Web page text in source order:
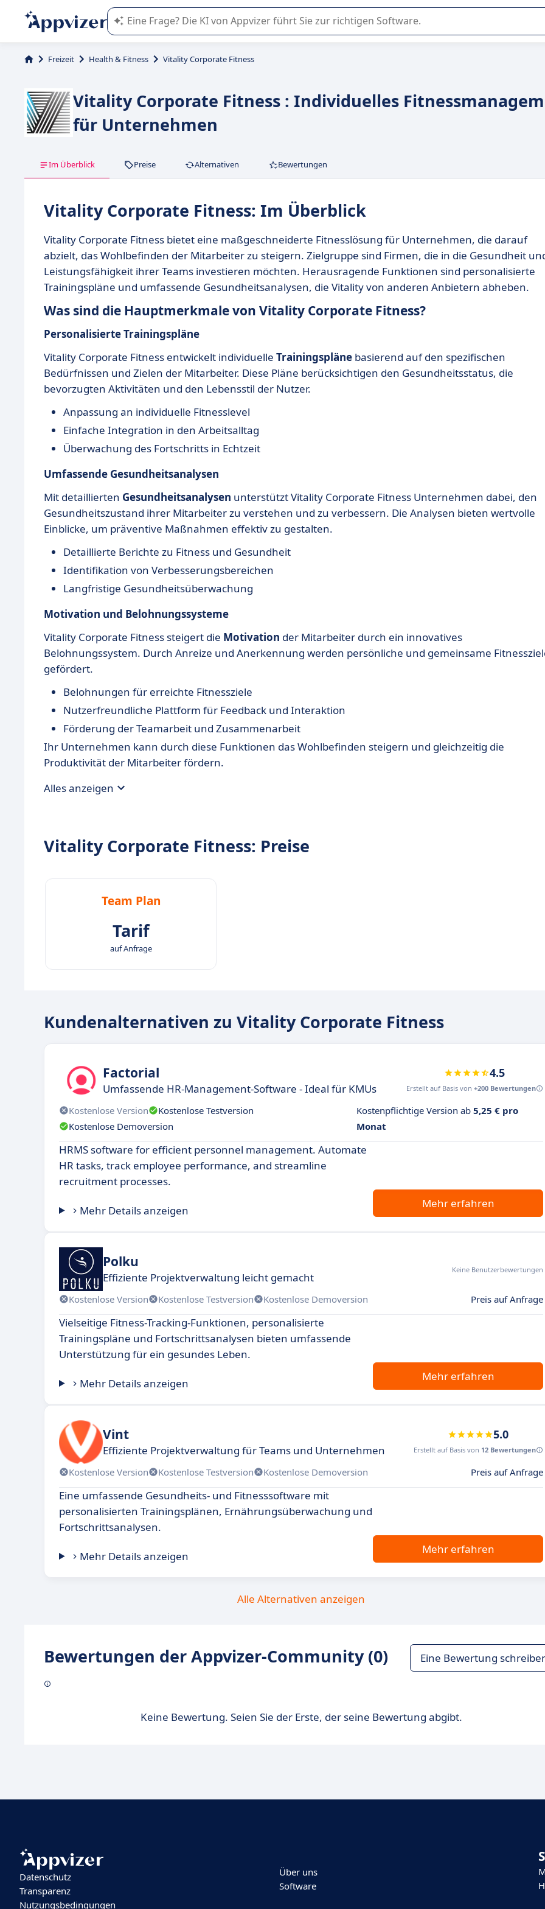
Die KI von Appvizer führt Sie bei der Nutzung oder Auswahl von SaaS-Software in Unternehmen.
Freizeit Health & Fitness Vitality Corporate Fitness
Vitality Corporate Fitness : Individuelles
für Unternehmen
Im Überblick Preise Alternativen Bewertungen
Vitality Corporate Fitness: Im Überblick
Vitality Corporate Fitness bietet eine maßgeschneiderte Fitnesslösung für Unternehmen, die darauf
abzielt, das Wohlbefinden der Mitarbeiter zu steigern. Zielgruppe sind Firmen, die in die Gesundheit
Leistungsfähigkeit ihrer Teams investieren möchten. Herausragende Funktionen sind personalisierte
Trainingspläne und umfassende Gesundheitsanalysen, die Vitality von anderen Anbietern abheben.
Was sind die Hauptmerkmale von Vitality Corporate Fitness?
Personalisierte Trainingspläne
Vitality Corporate Fitness entwickelt individuelle Trainingspläne basierend auf den spezifischen
Bedürfnissen und Zielen der Mitarbeiter. Diese Pläne berücksichtigen den Gesundheitsstatus, die
bevorzugten Aktivitäten und den Lebensstil der Nutzer.
Anpassung an individuelle Fitnesslevel
Einfache Integration in den Arbeitsalltag
Überwachung des Fortschritts in Echtzeit
Umfassende Gesundheitsanalysen
Mit detaillierten Gesundheitsanalysen unterstützt Vitality Corporate Fitness Unternehmen dabei, den
Gesundheitszustand ihrer Mitarbeiter zu verstehen und zu verbessern. Die Analysen bieten wertvolle
Einblicke, um präventive Maßnahmen effektiv zu gestalten.
Detaillierte Berichte zu Fitness und Gesundheit
Identifikation von Verbesserungsbereichen
Langfristige Gesundheitsüberwachung
Motivation und Belohnungssysteme
Vitality Corporate Fitness steigert die Motivation der Mitarbeiter durch ein innovatives
Belohnungssystem. Durch Anreize und Anerkennung werden persönliche und gemeinsame
gefördert.
Belohnungen für erreichte Fitnessziele
Nutzerfreundliche Plattform für Feedback und Interaktion
Förderung der Teamarbeit und Zusammenarbeit
Ihr Unternehmen kann durch diese Funktionen das Wohlbefinden steigern und gleichzeitig die
Produktivität der Mitarbeiter fördern.
Alles anzeigen
Vitality Corporate Fitness: Preise
Team Plan
Tarif
auf Anfrage
Kundenalternativen zu Vitality Corporate Fitness
Factorial
Umfassende HR-Management-Software - Ideal für KMUs
4.5
Erstellt auf Basis von +200 Bewertungen
Kostenlose Version
Kostenlose Testversion
Kostenlose Demoversion
Kostenpflichtige Version ab 5,25 € pro
Monat
HRMS software for efficient personnel management. Automate
HR tasks, track employee performance, and streamline
recruitment processes.
Mehr Details anzeigen
Mehr erfahren
Polku
Effiziente Projektverwaltung leicht gemacht
Keine Benutzerbewertungen
Kostenlose Version Kostenlose Testversion Kostenlose Demoversion Preis auf Anfrage
Vielseitige Fitness-Tracking-Funktionen, personalisierte
Trainingspläne und Fortschrittsanalysen bieten umfassende
Unterstützung für ein gesundes Leben.
Mehr Details anzeigen
Mehr erfahren
Vint
Effiziente Projektverwaltung für Teams und Unternehmen
5.0
Erstellt auf Basis von 12 Bewertungen
Kostenlose Version Kostenlose Testversion Kostenlose Demoversion Preis auf Anfrage
Eine umfassende Gesundheits- und Fitnesssoftware mit
personalisierten Trainingsplänen, Ernährungsüberwachung und
Fortschrittsanalysen.
Mehr Details anzeigen
Mehr erfahren
Alle Alternativen anzeigen
Bewertungen der Appvizer-Community (0) Eine Bewertung
Keine Bewertung. Seien Sie der Erste, der seine Bewertung abgibt.
Datenschutz
Transparenz
Nutzungsbedingungen
Über uns
Software